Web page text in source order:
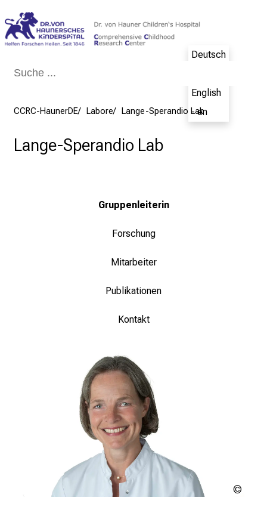
Deutsch
English
- en
CCRC-HaunerDE Labore Lange-Sperandio Lab
Lange-Sperandio Lab
Gruppenleiterin
Forschung
Mitarbeiter
Publikationen
Kontakt